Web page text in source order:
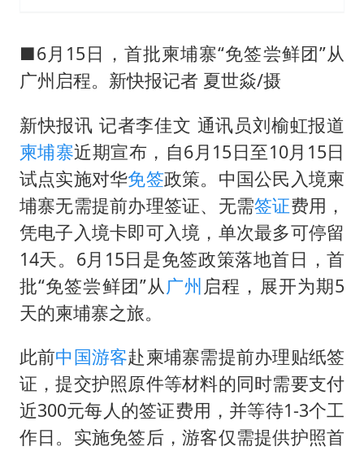
■6月15日，首批柬埔寨“免签尝鲜团”从
广州启程。新快报记者 夏世焱/摄
新快报讯 记者李佳文 通讯员刘榆虹报道
柬埔寨近期宣布，自6月15日至10月15日
试点实施对华免签政策。中国公民入境柬
埔寨无需提前办理签证、无需签证费用，
凭电子入境卡即可入境，单次最多可停留
14天。6月15日是免签政策落地首日，首
批“免签尝鲜团”从广州 启程，展开为期5
天的柬埔寨之旅。
此前中国游客赴柬埔寨需提前办理贴纸签
证，提交护照原件等材料的同时需要支付
近300元每人的签证费用，并等待1-3个工
作日。实施免签后，游客仅需提供护照首